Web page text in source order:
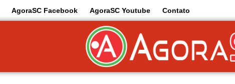
AgoraSC Facebook AgoraSC Youtube Contato